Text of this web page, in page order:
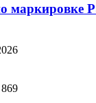
маркировке